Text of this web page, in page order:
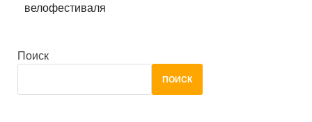
велофестиваля
Поиск
ПОИСК